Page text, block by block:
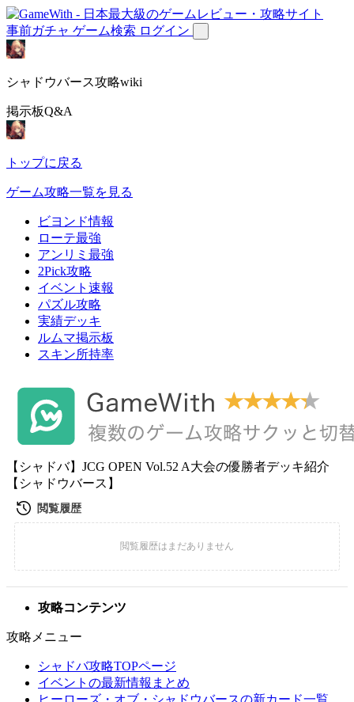
事前ガチャ ゲーム検索 ログイン
シャドウバース攻略wiki
掲示板Q&A
トップに戻る
ゲーム攻略一覧を見る
ビヨンド情報
ローテ最強
アンリミ最強
2Pick攻略
イベント速報
パズル攻略
実績デッキ
ルムマ掲示板
スキン所持率
【シャドバ】JCG OPEN Vol.52 A大会の優勝者デッキ紹介
【シャドウバース】
攻略コンテンツ
攻略メニュー
シャドバ攻略TOPページ
イベントの最新情報まとめ
ヒーローズ・オブ・シャドウバースの新カード一覧